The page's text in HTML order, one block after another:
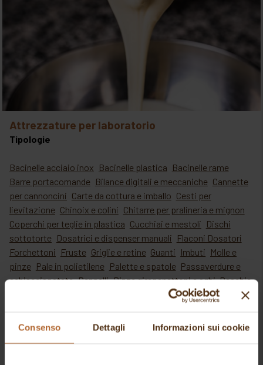
Consenso Dettagli Informazioni sui cookie
attrezzature per laboratorio
Tipologie
Bacinelle acciaio inox Bacinelle plastica Bacinelle rame
Barre portacomande Bilance digitali e meccaniche Cannette
per cannoncini Carte da cottura e imballo Cesti per
lievitazione Chinoix e colini Chitarre per pralineria e mignon
Coperchi per teglie in plastica Cucchiai e mestoli Dischi
sottotorte Dosatrici e dispenser manuali Flaconi Dosatori
Forchettoni Fruste Griglie e retine Guanti Imbuti Molle e
pinze Pale in polietilene Palette e spatole Passaverdure e
schiacciapatate Pennelli Pinze girapanettoni e aghi Raschie
Setacci Sifoni e
forni e farine
Strumenti di misurazione
Tavole e tele
Telai e quadri per cremini e biscuit